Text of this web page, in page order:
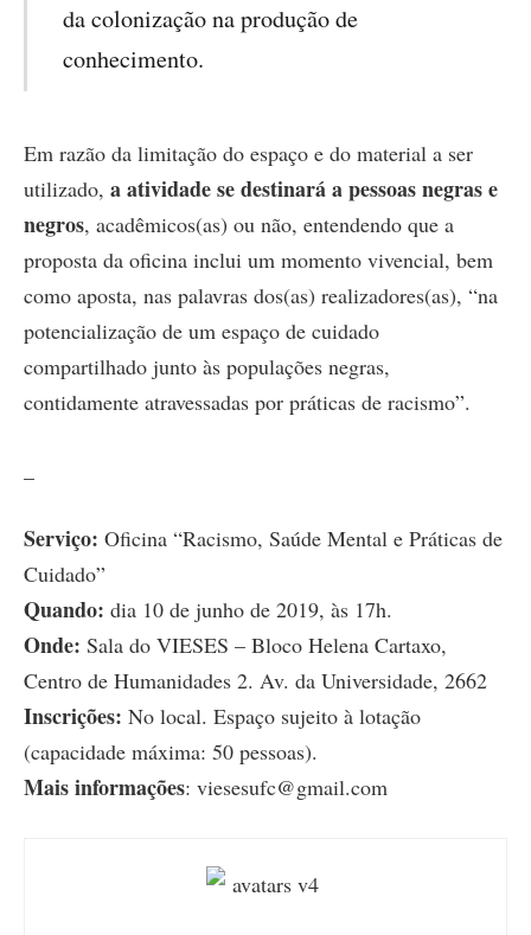
da colonização na produção de
conhecimento.
Em razão da limitação do espaço e do material a ser
utilizado, a atividade se destinará a pessoas negras e
negros, acadêmicos(as) ou não, entendendo que a
proposta da oficina inclui um momento vivencial, bem
como aposta, nas palavras dos(as) realizadores(as), “na
potencialização de um espaço de cuidado
compartilhado junto às populações negras,
contidamente atravessadas por práticas de racismo”.
Serviço: Oficina “Racismo, Saúde Mental e Práticas de
Cuidado”
Quando: dia 10 de junho de 2019, às 17h.
Onde: Sala do VIESES – Bloco Helena Cartaxo,
Centro de Humanidades 2. Av. da Universidade, 2662
Inscrições: No local. Espaço sujeito à lotação
(capacidade máxima: 50 pessoas).
Mais informações: viesesufc@gmail.com